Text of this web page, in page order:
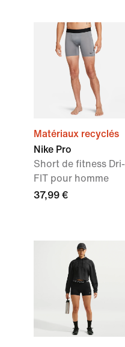
Matériaux recyclés
Nike Pro
Short de fitness Dri-
FIT pour homme
37,99 €